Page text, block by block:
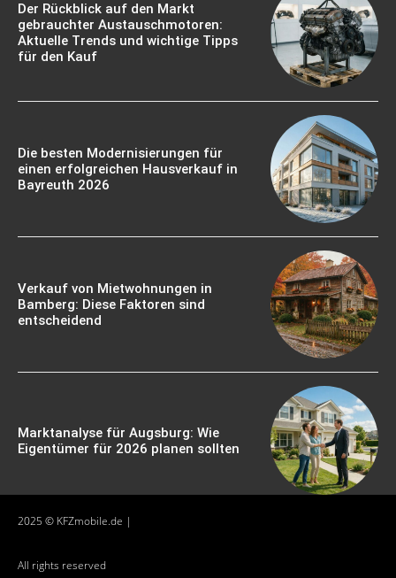
Der Rückblick auf den Markt
gebrauchter Austauschmotoren:
Aktuelle Trends und wichtige Tipps
für den Kauf
Die besten Modernisierungen für
einen erfolgreichen Hausverkauf in
Bayreuth 2026
Verkauf von Mietwohnungen in
Bamberg: Diese Faktoren sind
entscheidend
Marktanalyse für Augsburg: Wie
Eigentümer für 2026 planen sollten
2025 © KFZmobile.de |
All rights reserved